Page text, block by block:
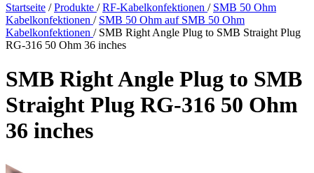
Startseite / Produkte / RF-Kabelkonfektionen / SMB 50 Ohm
Kabelkonfektionen / SMB 50 Ohm auf SMB 50 Ohm
Kabelkonfektionen / SMB Right Angle Plug to SMB Straight Plug
RG-316 50 Ohm 36 inches
SMB Right Angle Plug to SMB
Straight Plug RG-316 50 Ohm
36 inches